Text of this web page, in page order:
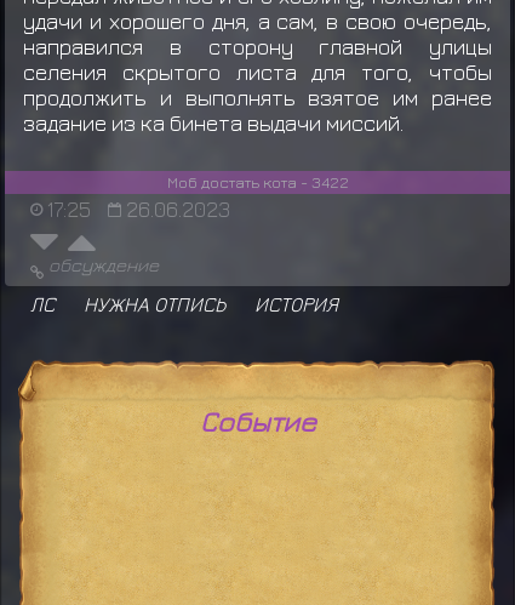
удачи и хорошего дня, а сам, в свою очередь,
направился в сторону главной улицы
селения скрытого листа для того, чтобы
продолжить и выполнять взятое им ранее
задание из ка бинета выдачи миссий.
Моб достать кота - 3422
17:25 26.06.2023
обсуждение
ЛС НУЖНА ОТПИСЬ ИСТОРИЯ
Событие